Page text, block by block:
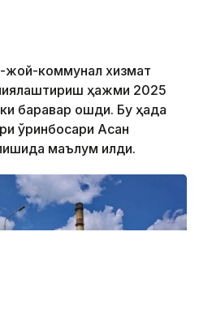
жой-коммунал хизмат
ҳажми 2025
баравар ошди. Бу ҳақда
ўринбосари Асан
маълум қилди.